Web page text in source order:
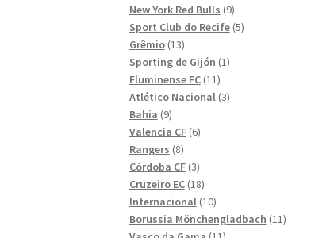
produkter
New York Red Bulls 99
produkter
Sport Club do Recife 55
Grêmio 1313
produkter
Sporting de Gijón 11
Fluminense FC 1111
produkter
Atlético Nacional 33
Bahia 99
produkter
Valencia CF 66
Rangers 88
produkter
Córdoba CF 33
produkter
Cruzeiro EC 1818
produkter
Internacional 1010
produkter
Borussia Mönchengladbach 1111